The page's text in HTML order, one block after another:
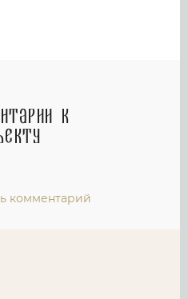
к
комментарий